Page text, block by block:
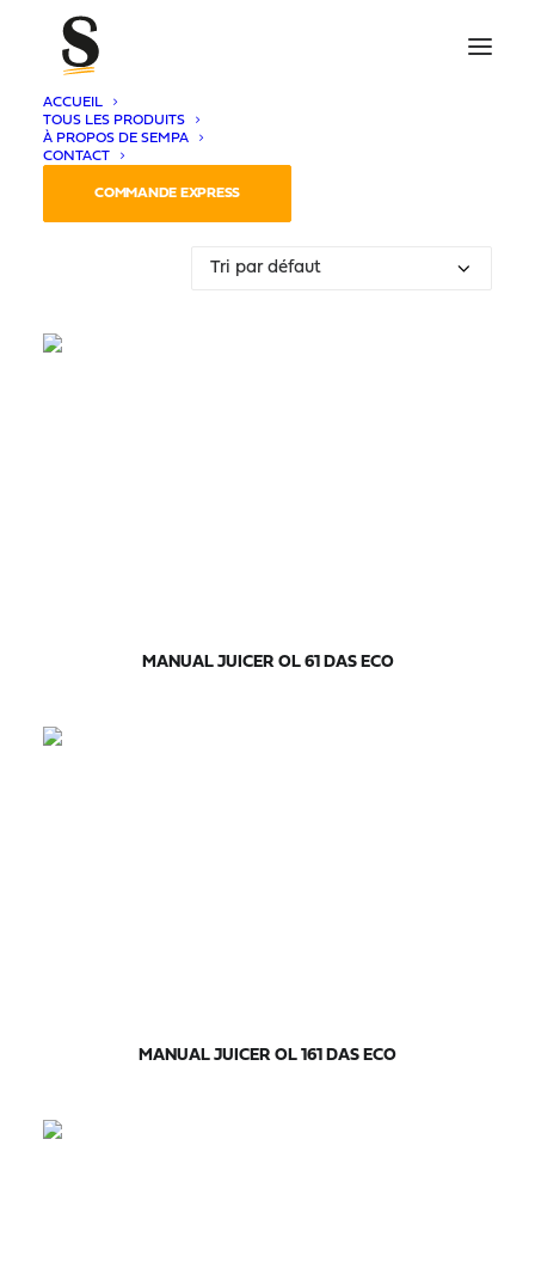
ACCUEIL
TOUS LES PRODUITS
À PROPOS DE SEMPA
CONTACT
COMMANDE EXPRESS
3 résultats affichés
MANUAL JUICER OL 61 DAS ECO
MANUAL JUICER OL 161 DAS ECO